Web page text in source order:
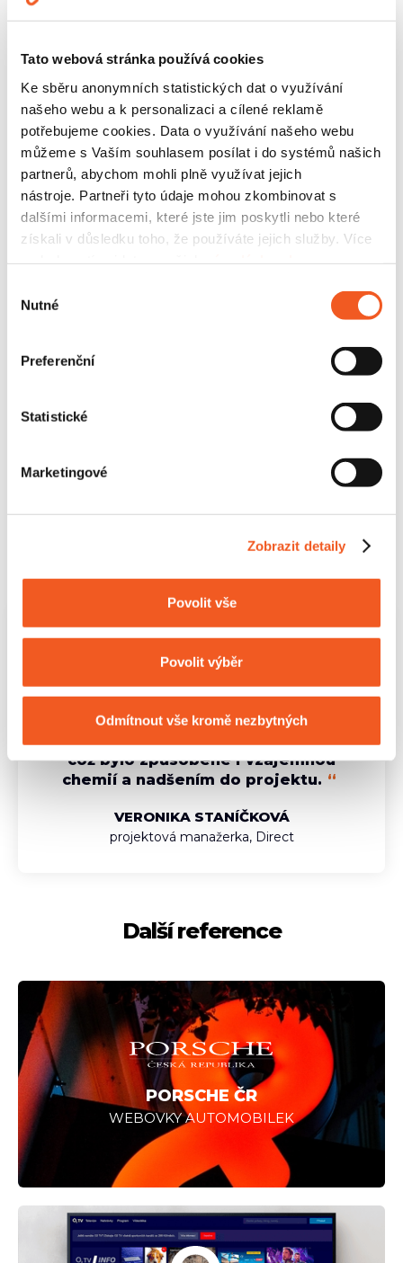
Tato webová stránka používá cookies
Ke sběru anonymních statistických dat o využívání
našeho webu a k personalizaci a cílené reklamě
potřebujeme cookies. Data o využívání našeho webu
můžeme s Vaším souhlasem posílat i do systémů našich
partnerů, abychom mohli plně využívat jejich
nástroje. Partneři tyto údaje mohou zkombinovat s
dalšími informacemi, které jste jim poskytli nebo které
získali v důsledku toho, že používáte jejich služby. Více
souhlasu
Nutné
Preferenční
Statistické
Marketingové
Zobrazit detaily
Povolit vše
Povolit výběr
Odmítnout vše kromě nezbytných
Pravidelné aktualizace
Neustále pracujeme na nových funkcionalitách,
ale i stabilitě aplikace. Několikrát do měsíce tak
uživatelům odesíláme pravidelné aktualizace -
třeba funkci Nafoť a jeď. Její princip spočívá v tom,
že registrovaný i neregistrovaný uživatel nafotí
automobil ze všech stran a jednoduše si jej pojistí
projektem
)navíc dokážeme klientovi
poskytnout i podrobná data o chování uživatelů
“ Myslím si, že obě strany do toho
daly maximum a na začátku byla
tomu, že Etnetera projekt přebrala po
původním dodavateli. Všechno se
nakonec podařilo a dopadlo dobře,
což bylo způsobené i vzájemnou
chemií a nadšením do projektu. “
VERONIKA STANÍČKOVÁ
projektová manažerka, Direct
Další reference
PORSCHE ČR
WEBOVKY AUTOMOBILEK